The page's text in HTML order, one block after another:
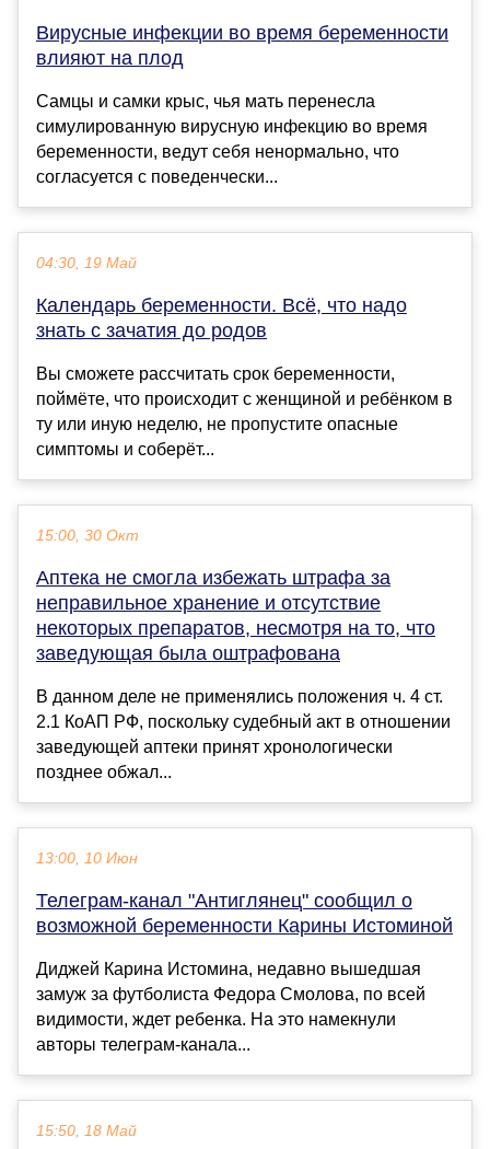
Вирусные инфекции во время беременности
влияют на плод
Самцы и самки крыс, чья мать перенесла
симулированную вирусную инфекцию во время
беременности, ведут себя ненормально, что
согласуется с поведенчески...
04:30, 19 Май
Календарь беременности. Всё, что надо
знать с зачатия до родов
Вы сможете рассчитать срок беременности,
поймёте, что происходит с женщиной и ребёнком в
ту или иную неделю, не пропустите опасные
симптомы и соберёт...
15:00, 30 Окт
Аптека не смогла избежать штрафа за
неправильное хранение и отсутствие
некоторых препаратов, несмотря на то, что
заведующая была оштрафована
В данном деле не применялись положения ч. 4 ст.
2.1 КоАП РФ, поскольку судебный акт в отношении
заведующей аптеки принят хронологически
позднее обжал...
13:00, 10 Июн
Телеграм-канал "Антиглянец" сообщил о
возможной беременности Карины Истоминой
Диджей Карина Истомина, недавно вышедшая
замуж за футболиста Федора Смолова, по всей
видимости, ждет ребенка. На это намекнули
авторы телеграм-канала...
15:50, 18 Май